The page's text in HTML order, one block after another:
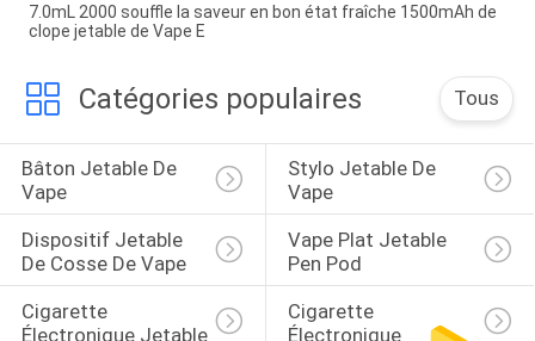
7.0mL 2000 souffle la saveur en bon état fraîche 1500mAh de
clope jetable de Vape E
Catégories populaires Tous
Bâton Jetable De
Vape
Stylo Jetable De
Vape
Dispositif Jetable
De Cosse De Vape
Vape Plat Jetable
Pen Pod
Cigarette
Électronique Jetable
Cigarette
Électronique